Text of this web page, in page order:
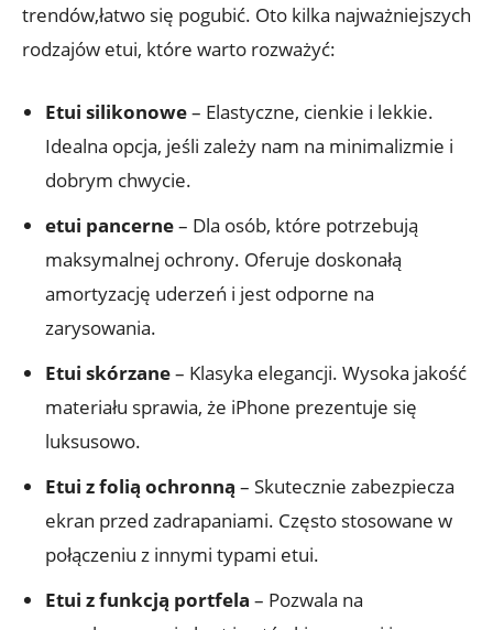
⁢trendów,łatwo się pogubić. Oto kilka najważniejszych
‍rodzajów etui, które ‍warto rozważyć:
Etui ⁣silikonowe–‍ Elastyczne, cienkie i⁢ lekkie.
Idealna opcja, jeśli ⁣zależy nam na minimalizmie i
dobrym chwycie.
etui pancerne⁤– Dla osób, które potrzebują
maksymalnej ochrony. ⁤Oferuje doskonałą
amortyzację uderzeń i jest odporne ⁣na
zarysowania.
Etui skórzane– ⁤Klasyka elegancji. Wysoka jakość
materiału‌ sprawia,⁤ że iPhone prezentuje się
luksusowo.
Etui z folią ochronną – Skutecznie⁢ zabezpiecza
‌ekran przed zadrapaniami. Często stosowane w
‍połączeniu z innymi‌ typami etui.
Etui z funkcją portfela – Pozwala ‌na